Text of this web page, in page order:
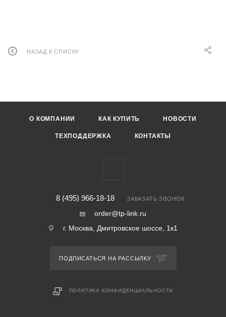
НАЗАД К СПИСКУ
О КОМПАНИИ КАК КУПИТЬ НОВОСТИ
ТЕХПОДДЕРЖКА КОНТАКТЫ
8 (495) 966-18-18 ЗАКАЗАТЬ ЗВОНОК
order@tp-link.ru
г. Москва, Дмитровское шоссе, 1к1
ПОДПИСАТЬСЯ НА РАССЫЛКУ
ПОЛИТИКА КОНФИДЕНЦИАЛЬНОСТИ